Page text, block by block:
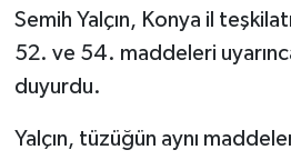
Semih Yalçın, Konya il
52. ve 54. maddeleri
duyurdu.
Yalçın, tüzüğün aynı